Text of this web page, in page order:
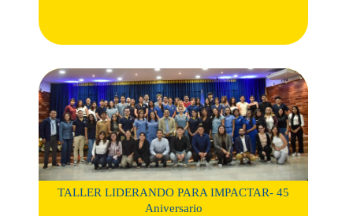
TALLER LIDERANDO PARA IMPACTAR- 45
Aniversario